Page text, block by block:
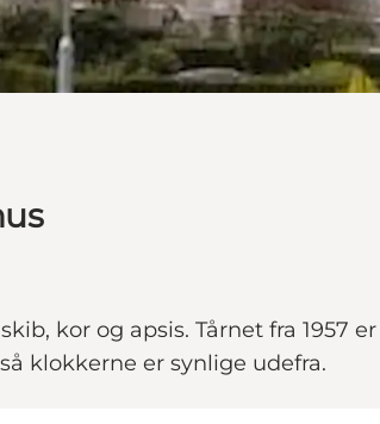
kor og apsis. Tårnet fra
klokkerne er synlige udefra.